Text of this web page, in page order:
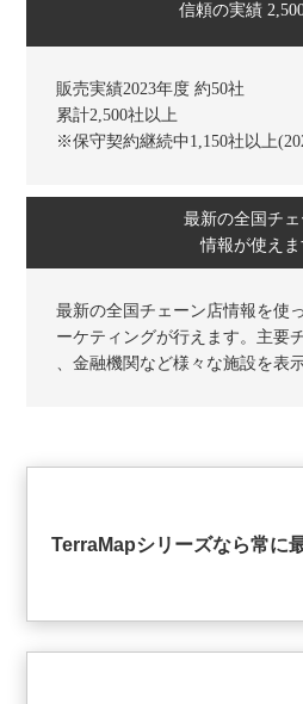
信頼の実績
販売実績2023年度 約50社
累計2,500社以上
※保守契約継続中1,150社以上
最新の全国チ
情報が使えま
最新の全国チェーン店情報を使
ーケティングが行えます。主要
、金融機関など様々な施設を表
TerraMapシリーズなら常に